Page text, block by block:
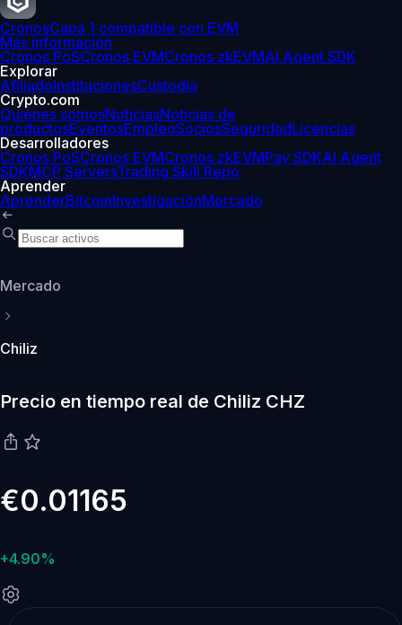
CronosCapa 1 compatible con EVM
Más información
Cronos PoSCronos EVMCronos zkEVMAI Agent SDK
Explorar
AfiliadoInstitucionesCustodia
Crypto.com
Quiénes somosNoticiasNoticias de
productosEventosEmpleoSociosSeguridadLicencias
Desarrolladores
Cronos PoSCronos EVMCronos zkEVMPay SDKAI Agent
SDKMCP ServersTrading Skill Repo
Aprender
AprenderBitcoinInvestigaciónMercado
Mercado
Chiliz
Precio en tiempo real de Chiliz CHZ
€0.01165
+4.90%